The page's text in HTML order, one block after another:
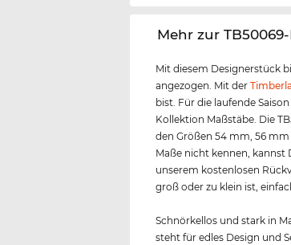
‌Mehr zur
Mit diesem Designerstück
angezogen. Mit der
bist. Für die laufende
Kollektion Maßstäbe. Die
den Größen 54 mm, 56
Maße nicht kennen, kannst
unserem kostenlosen
groß oder zu klein ist,
Schnörkellos und stark in
steht für edles Design und